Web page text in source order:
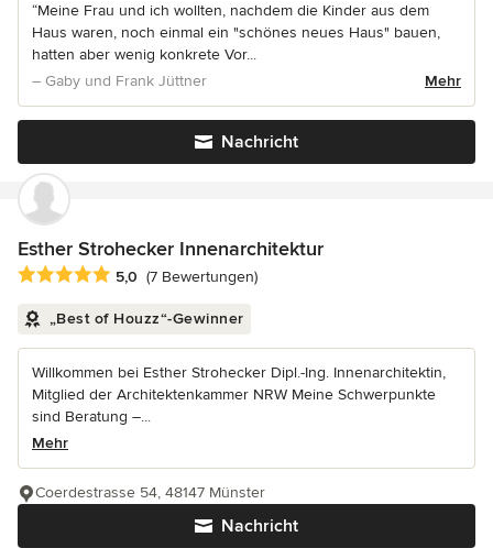
“Meine Frau und ich wollten, nachdem die Kinder aus dem
Haus waren, noch einmal ein "schönes neues Haus" bauen,
hatten aber wenig konkrete Vor...
– Gaby und Frank Jüttner
Mehr
Nachricht
Esther Strohecker Innenarchitektur
Durchschnittliche Bewertung: 5 von 5 Sternen
5,0 (7 Bewertungen)
„Best of Houzz“-Gewinner
Willkommen bei Esther Strohecker Dipl.-Ing. Innenarchitektin,
Mitglied der Architektenkammer NRW Meine Schwerpunkte
sind Beratung –...
Mehr
Nachricht
Coerdestrasse 54, 48147 Münster